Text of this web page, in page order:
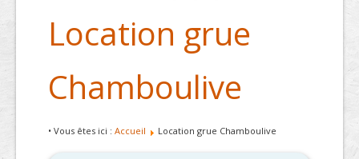
Location grue
Chamboulive
• Vous êtes ici : Accueil Location grue Chamboulive